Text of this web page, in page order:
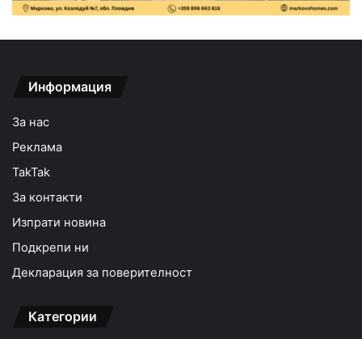
Информация
За нас
Реклама
TakTak
За контакти
Изпрати новина
Подкрепи ни
Декларация за поверителност
Категории